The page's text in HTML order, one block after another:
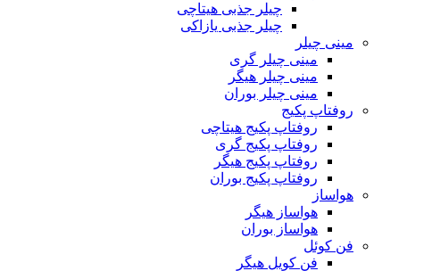
چیلر جذبی هیتاچی
چیلر جذبی یازاکی
مینی چیلر
مینی چیلر گری
مینی چیلر هیگر
مینی چیلر بوران
روفتاپ پکیج
روفتاپ پکیج هیتاچی
روفتاپ پکیج گری
روفتاپ پکیج هیگر
روفتاپ پکیج بوران
هواساز
هواساز هیگر
هواساز بوران
فن کوئل
فن کویل هیگر